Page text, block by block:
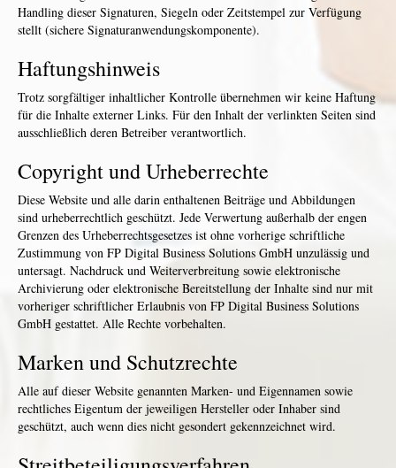
Handling dieser Signaturen, Siegeln oder Zeitstempel zur Verfügung
stellt (sichere Signaturanwendungskomponente).
Haftungshinweis
Trotz sorgfältiger inhaltlicher Kontrolle übernehmen wir keine Haftung
für die Inhalte externer Links. Für den Inhalt der verlinkten Seiten sind
ausschließlich deren Betreiber verantwortlich.
Copyright und Urheberrechte
Diese Website und alle darin enthaltenen Beiträge und Abbildungen
sind urheberrechtlich geschützt. Jede Verwertung außerhalb der engen
Grenzen des Urheberrechtsgesetzes ist ohne vorherige schriftliche
Zustimmung von FP Digital Business Solutions GmbH unzulässig und
untersagt. Nachdruck und Weiterverbreitung sowie elektronische
Archivierung oder elektronische Bereitstellung der Inhalte sind nur mit
vorheriger schriftlicher Erlaubnis von FP Digital Business Solutions
GmbH gestattet. Alle Rechte vorbehalten.
Marken und Schutzrechte
Alle auf dieser Website genannten Marken- und Eigennamen sowie
rechtliches Eigentum der jeweiligen Hersteller oder Inhaber sind
geschützt, auch wenn dies nicht gesondert gekennzeichnet wird.